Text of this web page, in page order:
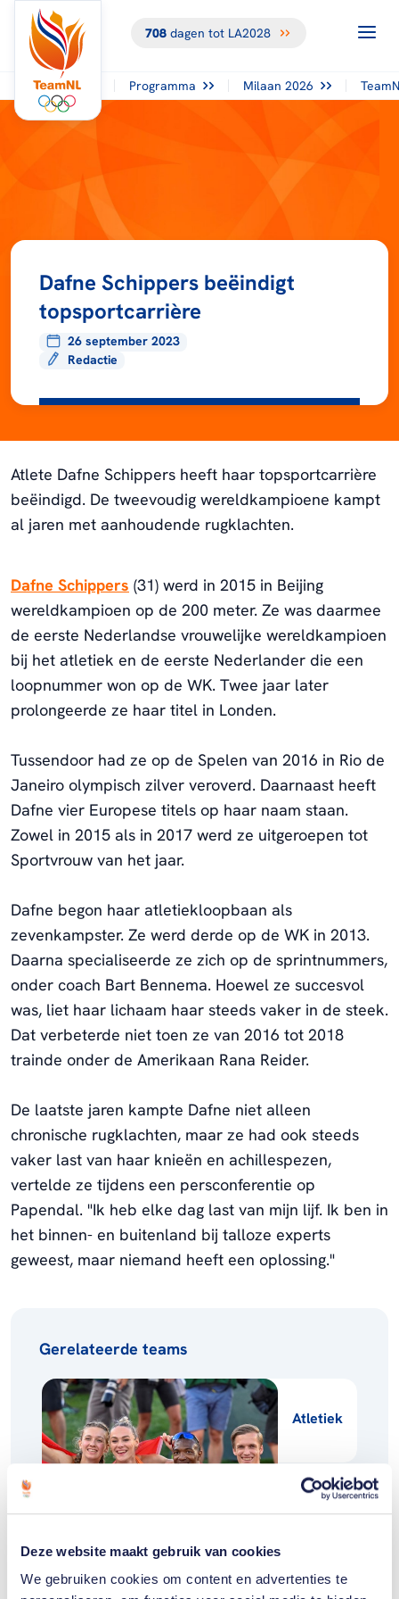
Deze website maakt gebruik van cookies
We gebruiken cookies om content en advertenties te
708dagen tot LA2028
Programma Milaan 2026
Dafne Schippers beëindigt
topsportcarrière
26 september 2023
Redactie
Atlete Dafne Schippers heeft haar topsportcarrière
beëindigd. De tweevoudig wereldkampioene kampt
al jaren met aanhoudende rugklachten.
Dafne Schippers (31) werd in 2015 in Beijing
wereldkampioen op de 200 meter. Ze was daarmee
de eerste Nederlandse vrouwelijke wereldkampioen
bij het atletiek en de eerste Nederlander die een
loopnummer won op de WK. Twee jaar later
prolongeerde ze haar titel in Londen.
Tussendoor had ze op de Spelen van 2016 in Rio de
Janeiro olympisch zilver veroverd. Daarnaast heeft
Dafne vier Europese titels op haar naam staan.
Zowel in 2015 als in 2017 werd ze uitgeroepen tot
Sportvrouw van het jaar.
Dafne begon haar atletiekloopbaan als
zevenkampster. Ze werd derde op de WK in 2013.
Daarna specialiseerde ze zich op de sprintnummers,
onder coach Bart Bennema. Hoewel ze succesvol
was, liet haar lichaam haar steeds vaker in de steek.
Dat verbeterde niet toen ze van 2016 tot 2018
trainde onder de Amerikaan Rana Reider.
De laatste jaren kampte Dafne niet alleen
chronische rugklachten, maar ze had ook steeds
vaker last van haar knieën en achillespezen,
vertelde ze tijdens een persconferentie op
Papendal. "Ik heb elke dag last van mijn lijf. Ik ben in
het binnen- en buitenland bij talloze experts
geweest, maar niemand heeft een oplossing."
Gerelateerde teams
Atletiek
Gerelateerde sporters deelnemersfinder